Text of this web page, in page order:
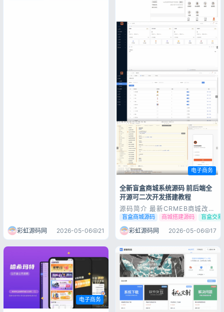
彩虹源码网 2026-05-06 21
电子商务
全新盲盒商城系统源码 前后端全
开源可二次开发搭建教程
源码简介 最新CRMEB商城改的
盲盒。这款盲盒源码包括后台管
理系统、前端uniapp、后台vue
和H5注册页uniapp，可以在多
个平台上运行并支持任意二开定
完全开源，方便二次开发和自定
义定制。每个组件都有详...
盲盒商城源码 商城搭建源码 盲盒交
彩虹源码网 2026-05-06 17
电子商务